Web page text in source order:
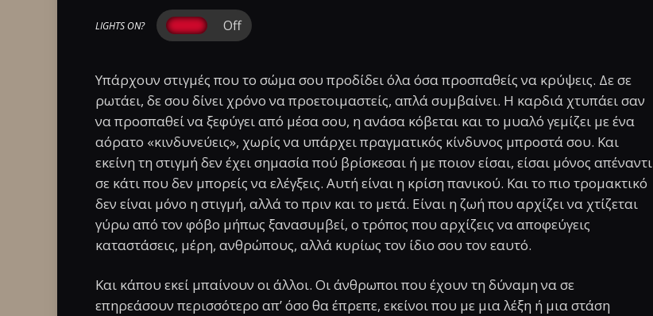
LIGHTS ON?
Υπάρχουν στιγμές που το σώμα σου προδίδει όλα όσα προσπαθείς να κρύψεις. Δε σε
ρωτάει, δε σου δίνει χρόνο να προετοιμαστείς, απλά συμβαίνει. Η καρδιά χτυπάει σαν
να προσπαθεί να ξεφύγει από μέσα σου, η ανάσα κόβεται και το μυαλό γεμίζει με ένα
αόρατο «κινδυνεύεις», χωρίς να υπάρχει πραγματικός κίνδυνος μπροστά σου. Και
εκείνη τη στιγμή δεν έχει σημασία πού βρίσκεσαι ή με ποιον είσαι, είσαι μόνος απέναντι
σε κάτι που δεν μπορείς να ελέγξεις. Αυτή είναι η κρίση πανικού. Και το πιο τρομακτικό
δεν είναι μόνο η στιγμή, αλλά το πριν και το μετά. Είναι η ζωή που αρχίζει να χτίζεται
γύρω από τον φόβο μήπως ξανασυμβεί, ο τρόπος που αρχίζεις να αποφεύγεις
καταστάσεις, μέρη, ανθρώπους, αλλά κυρίως τον ίδιο σου τον εαυτό.
Και κάπου εκεί μπαίνουν οι άλλοι. Οι άνθρωποι που έχουν τη δύναμη να σε
επηρεάσουν περισσότερο απ’ όσο θα έπρεπε, εκείνοι που με μια λέξη ή μια στάση